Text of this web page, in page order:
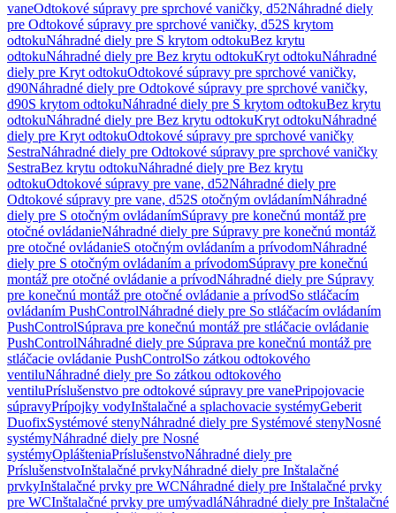
vaneOdtokové súpravy pre sprchové vaničky, d52Náhradné diely
pre Odtokové súpravy pre sprchové vaničky, d52S krytom
odtokuNáhradné diely pre S krytom odtokuBez krytu
odtokuNáhradné diely pre Bez krytu odtokuKryt odtokuNáhradné
diely pre Kryt odtokuOdtokové súpravy pre sprchové vaničky,
d90Náhradné diely pre Odtokové súpravy pre sprchové vaničky,
d90S krytom odtokuNáhradné diely pre S krytom odtokuBez krytu
odtokuNáhradné diely pre Bez krytu odtokuKryt odtokuNáhradné
diely pre Kryt odtokuOdtokové súpravy pre sprchové vaničky
SestraNáhradné diely pre Odtokové súpravy pre sprchové vaničky
SestraBez krytu odtokuNáhradné diely pre Bez krytu
odtokuOdtokové súpravy pre vane, d52Náhradné diely pre
Odtokové súpravy pre vane, d52S otočným ovládanímNáhradné
diely pre S otočným ovládanímSúpravy pre konečnú montáž pre
otočné ovládanieNáhradné diely pre Súpravy pre konečnú montáž
pre otočné ovládanieS otočným ovládaním a prívodomNáhradné
diely pre S otočným ovládaním a prívodomSúpravy pre konečnú
montáž pre otočné ovládanie a prívodNáhradné diely pre Súpravy
pre konečnú montáž pre otočné ovládanie a prívodSo stláčacím
ovládaním PushControlNáhradné diely pre So stláčacím ovládaním
PushControlSúprava pre konečnú montáž pre stláčacie ovládanie
PushControlNáhradné diely pre Súprava pre konečnú montáž pre
stláčacie ovládanie PushControlSo zátkou odtokového
ventiluNáhradné diely pre So zátkou odtokového
ventiluPríslušenstvo pre odtokové súpravy pre vanePripojovacie
súpravyPrípojky vodyInštalačné a splachovacie systémyGeberit
DuofixSystémové stenyNáhradné diely pre Systémové stenyNosné
systémyNáhradné diely pre Nosné
systémyOplášteniaPríslušenstvoNáhradné diely pre
PríslušenstvoInštalačné prvkyNáhradné diely pre Inštalačné
prvkyInštalačné prvky pre WCNáhradné diely pre Inštalačné prvky
pre WCInštalačné prvky pre umývadláNáhradné diely pre Inštalačné